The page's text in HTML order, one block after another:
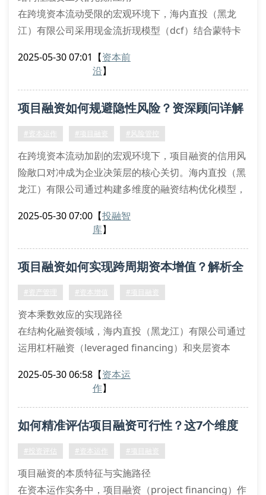
在跨境资本流动受限的宏观环境下，海内直投（黑龙
江）有限公司采用现金流折现模型（dcf）结合蒙特卡
通过设立spv（特殊目的实体）实现风险隔离，运用信
准。
资产证券化的区域适配策略
2025-05-30 07:01 【资本前
沿】
项目融资如何规避隐性风险？资深顾问详解
风控策略
#资本运作 #项目融资 #风险管控
在跨境资本流动加剧的宏观环境下，项目融资的信用风
险敞口对冲成为企业决策层的核心关切。海内直投（黑
龙江）有限公司通过构建多维度的融资结构优化模型，
我们的财务分析师团队独创三阶动态压力测试体系，在
风险要素的结构化解析
市场风险溢价补偿机制：通过建立β系数动态调整模
2025-05-30 07:00 【投融智
库】
项目融资如何实现跨周期资本增值？解析全
流程管控策略
#资产管理 #资本增值 #项目融资
资本乘数效应的实现路径
在结构化融资领域，海内直投（黑龙江）有限公司通过
运用杠杆融资（leveraged financing）和夹层资本
离特性的spv架构。我们的财务分析师团队采用蒙特卡
（sensitivity analysis
2025-05-30 06:58 【资本运
作】
如何精准评估项目融资可行性？这7个维度
不可忽视
#投资评估 #资本运作 #项目融资
项目融资的本质特征与实施路径
在资本运作实务中，项目融资（project financing）作